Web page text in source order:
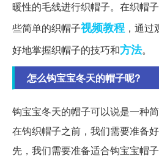
暖性的毛线进行织帽子。在织帽
些简单的织帽子视频教程 ，通
好地掌握织帽子的技巧和方法。
怎么钩宝宝冬天的帽子呢?
钩宝宝冬天的帽子可以说是一种
在钩织帽子之前，我们需要准备
先，我们需要准备适合钩宝宝帽